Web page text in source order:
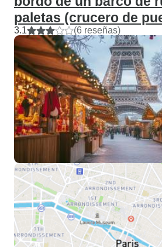
paletas (crucero de
3.1 (6 reseñas)